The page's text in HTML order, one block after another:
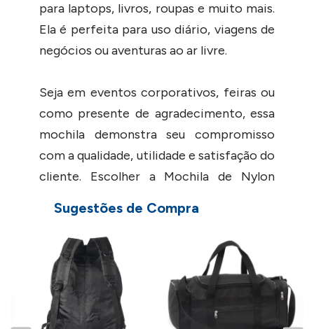
para laptops, livros, roupas e muito mais.
Ela é perfeita para uso diário, viagens de
negócios ou aventuras ao ar livre.
Seja em eventos corporativos, feiras ou
como presente de agradecimento, essa
mochila demonstra seu compromisso
com a qualidade, utilidade e satisfação do
cliente. Escolher a Mochila de Nylon
de fazer com que sua marca seja notada e
lembrada em todos os lugares.
- Solicite via chat um cupom de
desconto para compras acima de 200
peças.
Sugestões de Compra